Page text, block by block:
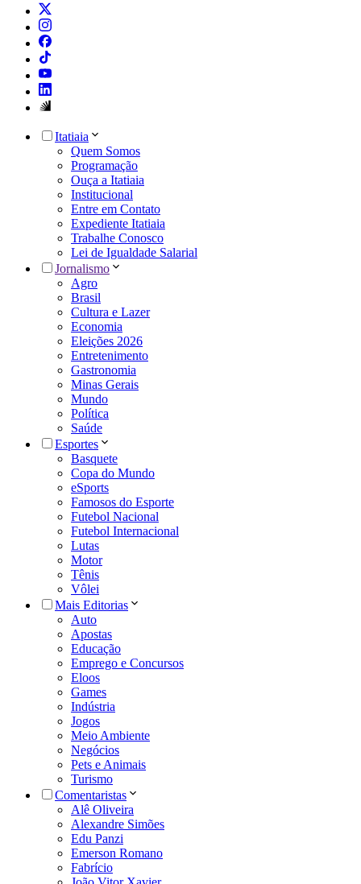
Itatiaia
Quem Somos
Programação
Ouça a Itatiaia
Institucional
Entre em Contato
Expediente Itatiaia
Trabalhe Conosco
Lei de Igualdade Salarial
Jornalismo
Agro
Brasil
Cultura e Lazer
Economia
Eleições 2026
Entretenimento
Gastronomia
Minas Gerais
Mundo
Política
Saúde
Esportes
Basquete
Copa do Mundo
eSports
Famosos do Esporte
Futebol Nacional
Futebol Internacional
Lutas
Motor
Tênis
Vôlei
Mais Editorias
Auto
Apostas
Educação
Emprego e Concursos
Eloos
Games
Indústria
Jogos
Meio Ambiente
Negócios
Pets e Animais
Turismo
Comentaristas
Alê Oliveira
Alexandre Simões
Edu Panzi
Emerson Romano
Fabrício